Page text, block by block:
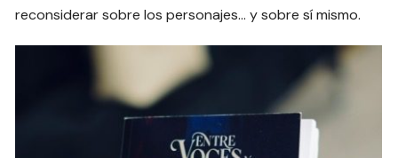
reconsiderar sobre los personajes… y sobre sí mismo.